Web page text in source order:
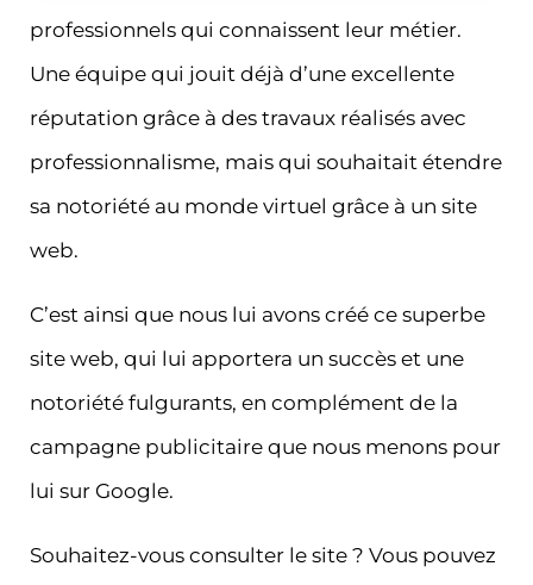
professionnels qui connaissent leur métier.
Une équipe qui jouit déjà d’une excellente
réputation grâce à des travaux réalisés avec
professionnalisme, mais qui souhaitait étendre
sa notoriété au monde virtuel grâce à un site
web.
C’est ainsi que nous lui avons créé ce superbe
site web, qui lui apportera un succès et une
notoriété fulgurants, en complément de la
campagne publicitaire que nous menons pour
lui sur Google.
Souhaitez-vous consulter le site ? Vous pouvez